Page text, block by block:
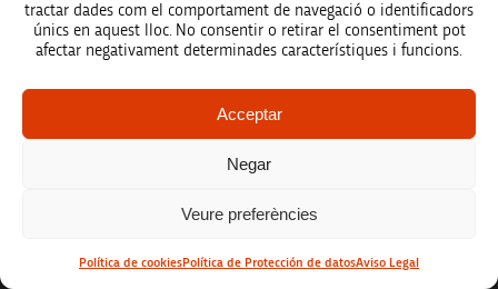
tractar dades com el comportament de navegació o identificadors
únics en aquest lloc. No consentir o retirar el consentiment pot
afectar negativament determinades característiques i funcions.
Acceptar
Negar
Veure preferències
Política de cookiesPolítica de Protección de datosAviso Legal